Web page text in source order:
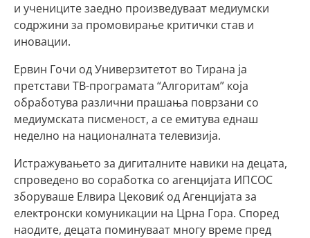
и учениците заедно произведуваат медиумски
содржини за промовирање критички став и
иновации.
Ервин Гочи од Универзитетот во Тирана ја
претстави ТВ-програмата “Алгоритам” која
обработува различни прашања поврзани со
медиумската писменост, а се емитува еднаш
неделно на националната телевизија.
Истражувањето за дигиталните навики на децата,
спроведено во соработка со агенцијата ИПСОС
зборуваше Елвира Цековиќ од Агенцијата за
електронски комуникации на Црна Гора. Според
наодите, децата поминуваат многу време пред